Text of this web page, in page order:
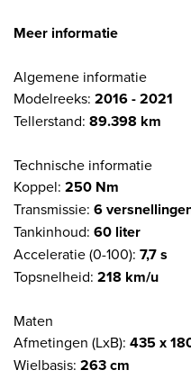
Meer informatie
Algemene informatie
Modelreeks: 2016 - 2021
Tellerstand: 89.398 km
Technische informatie
Koppel: 250 Nm
Transmissie: 6
Tankinhoud: 60 liter
Acceleratie (0-100): 7,7 s
Topsnelheid: 218 km/u
Maten
Afmetingen (LxB): 435 x
Wielbasis: 263 cm